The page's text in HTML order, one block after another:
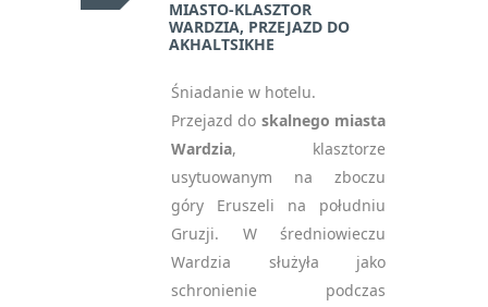
MIASTO-KLASZTOR
WARDZIA, PRZEJAZD DO
AKHALTSIKHE
Śniadanie w hotelu.
Przejazd do skalnego miasta
Wardzia, klasztorze
usytuowanym na zboczu
góry Eruszeli na południu
Gruzji. W średniowieczu
Wardzia służyła jako
schronienie podczas